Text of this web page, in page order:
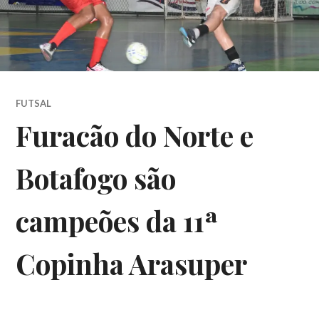
FUTSAL
Furacão do Norte e
Botafogo são
campeões da 11ª
Copinha Arasuper